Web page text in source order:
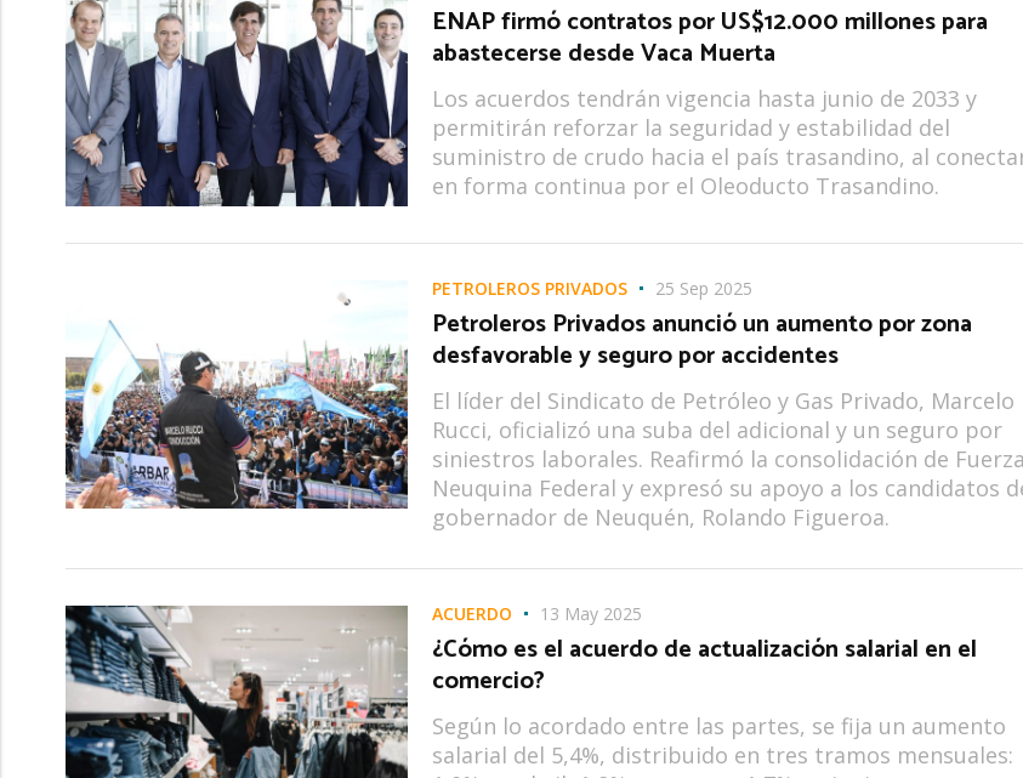
ENAP firmó contratos por US$12.000 millones para
abastecerse desde Vaca Muerta
Los acuerdos tendrán vigencia hasta junio de 2033 y
permitirán reforzar la seguridad y estabilidad del
suministro de crudo hacia el país trasandino, al
en forma continua por el Oleoducto Trasandino.
PETROLEROS PRIVADOS 25 Sep 2025
Petroleros Privados anunció un aumento por zona
desfavorable y seguro por accidentes
El líder del Sindicato de Petróleo y Gas Privado, Marcelo
Rucci, oficializó una suba del adicional y un seguro por
siniestros laborales. Reafirmó la consolidación de Fuerza
Neuquina Federal y expresó su apoyo a los candidatos
gobernador de Neuquén, Rolando Figueroa.
ACUERDO 13 May 2025
¿Cómo es el acuerdo de actualización salarial en el
comercio?
Según lo acordado entre las partes, se fija un aumento
salarial del 5,4%, distribuido en tres tramos mensuales: